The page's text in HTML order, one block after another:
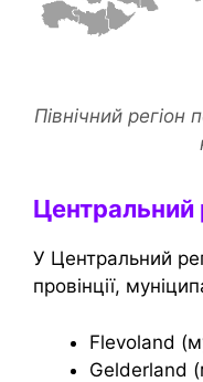
Північний регіон
Центральний
У Центральний
провінції,
Flevoland
Gelderland (муніципалітети Aalten,